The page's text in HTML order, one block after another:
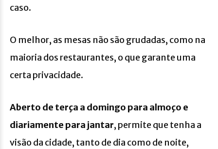
caso.
O melhor, as mesas não são grudadas, como na
maioria dos restaurantes, o que garante uma
certa privacidade.
Aberto de terça a domingo para almoço e
diariamente para jantar, permite que tenha a
visão da cidade, tanto de dia como de noite,